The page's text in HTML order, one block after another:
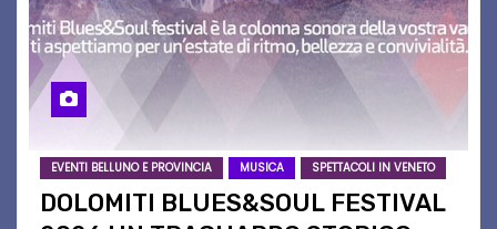
EVENTI BELLUNO E PROVINCIA MUSICA SPETTACOLI IN VENETO
DOLOMITI BLUES&SOUL FESTIVAL